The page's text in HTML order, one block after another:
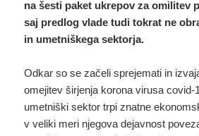
na šesti paket ukrepov za omilitev
saj predlog vlade tudi tokrat ne
in umetniškega sektorja.
Odkar so se začeli sprejemati in
omejitev širjenja korona virusa covid-
umetniški sektor trpi znatne
v veliki meri njegova dejavnost